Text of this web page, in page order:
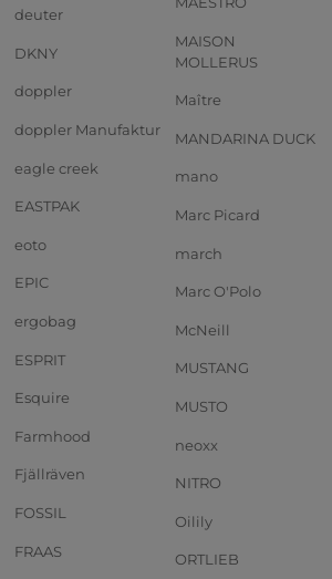
deuter
DKNY
doppler
doppler Manufaktur
eagle creek
EASTPAK
eoto
EPIC
ergobag
ESPRIT
Esquire
Farmhood
Fjällräven
FOSSIL
FRAAS
MAISON
MOLLERUS
Maître
MANDARINA DUCK
mano
Marc Picard
march
Marc O'Polo
McNeill
MUSTANG
MUSTO
neoxx
NITRO
Oilily
ORTLIEB